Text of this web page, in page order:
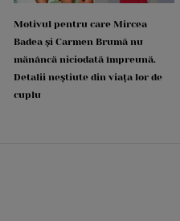
Motivul pentru care Mircea
Badea și Carmen Brumă nu
mănâncă niciodată împreună.
Detalii neștiute din viața lor de
cuplu